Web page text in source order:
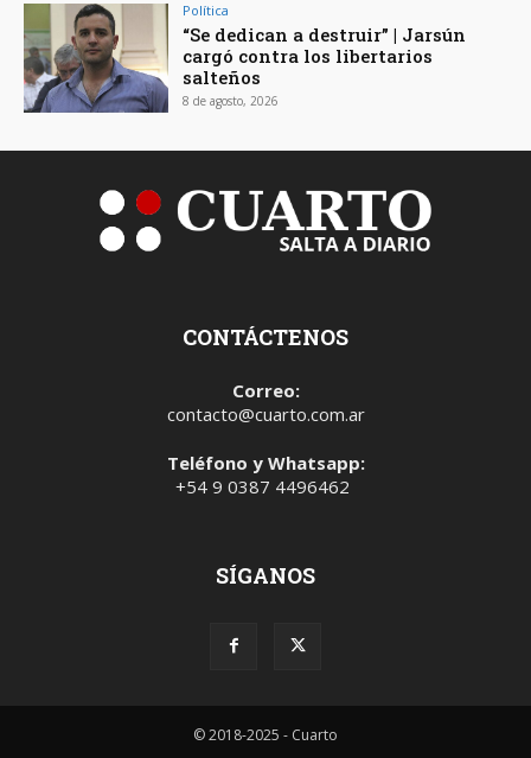
Política
“Se dedican a destruir” | Jarsún
cargó contra los libertarios
salteños
8 de agosto, 2026
CONTÁCTENOS
Correo:
contacto@cuarto.com.ar
Teléfono y Whatsapp:
+54 9 0387 4496462
SÍGANOS
© 2018-2025 - Cuarto